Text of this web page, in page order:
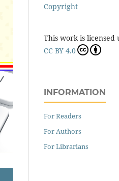
Copyright
This work is licensed
CC BY 4.0
INFORMATION
For Readers
For Authors
For Librarians